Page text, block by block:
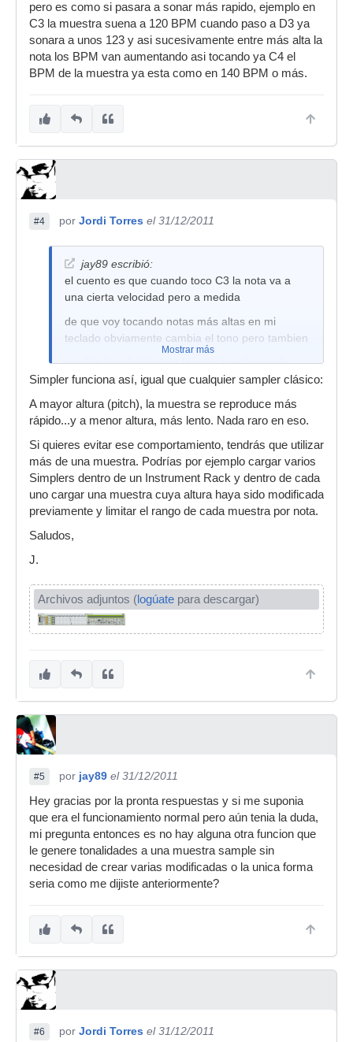
pero es como si pasara a sonar más rapido, ejemplo en
C3 la muestra suena a 120 BPM cuando paso a D3 ya
sonara a unos 123 y asi sucesivamente entre más alta la
nota los BPM van aumentando asi tocando ya C4 el
BPM de la muestra ya esta como en 140 BPM o más.
#4 por Jordi Torres el 31/12/2011
jay89 escribió:
el cuento es que cuando toco C3 la nota va a
una cierta velocidad pero a medida
de que voy tocando notas más altas en mi
teclado obviamente cambia el tono pero tambien
cambia la velocidad de la nota, hay forma de
arreglar esto o el simpler funciona asi?
Mostrar más
Simpler funciona así, igual que cualquier sampler clásico:
A mayor altura (pitch), la muestra se reproduce más
rápido...y a menor altura, más lento. Nada raro en eso.
Si quieres evitar ese comportamiento, tendrás que utilizar
más de una muestra. Podrías por ejemplo cargar varios
Simplers dentro de un Instrument Rack y dentro de cada
uno cargar una muestra cuya altura haya sido modificada
previamente y limitar el rango de cada muestra por nota.
Saludos,
J.
Archivos adjuntos (logúate para descargar)
#5 por jay89 el 31/12/2011
Hey gracias por la pronta respuestas y si me suponia
que era el funcionamiento normal pero aún tenia la duda,
mi pregunta entonces es no hay alguna otra funcion que
le genere tonalidades a una muestra sample sin
necesidad de crear varias modificadas o la unica forma
seria como me dijiste anteriormente?
#6 por Jordi Torres el 31/12/2011